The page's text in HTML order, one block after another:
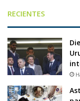
RECIENTES